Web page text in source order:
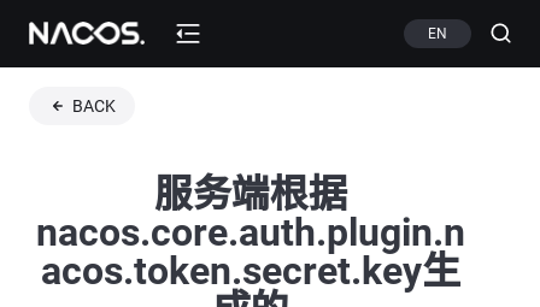
EN
BACK
服务端根据
nacos.core.auth.plugin.n
acos.token.secret.key生